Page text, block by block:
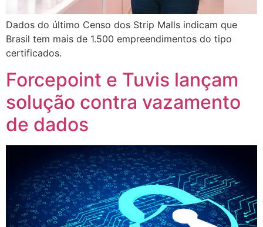
Dados do último Censo dos Strip Malls indicam que
Brasil tem mais de 1.500 empreendimentos do tipo
certificados.
Forcepoint e Tuvis lançam
solução contra vazamento
de dados